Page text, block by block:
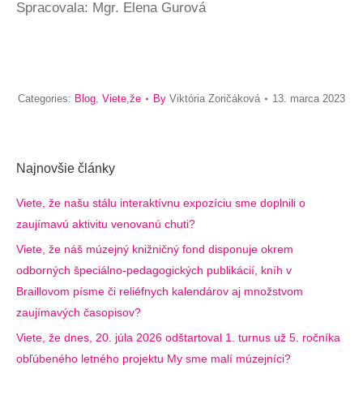
Spracovala: Mgr. Elena Gurová
Categories: Blog, Viete,že By Viktória Zoričáková 13. marca 2023
Najnovšie články
Viete, že našu stálu interaktívnu expozíciu sme doplnili o
zaujímavú aktivitu venovanú chuti?
Viete, že náš múzejný knižničný fond disponuje okrem
odborných špeciálno-pedagogických publikácií, kníh v
Braillovom písme či reliéfnych kalendárov aj množstvom
zaujímavých časopisov?
Viete, že dnes, 20. júla 2026 odštartoval 1. turnus už 5. ročníka
obľúbeného letného projektu My sme malí múzejníci?